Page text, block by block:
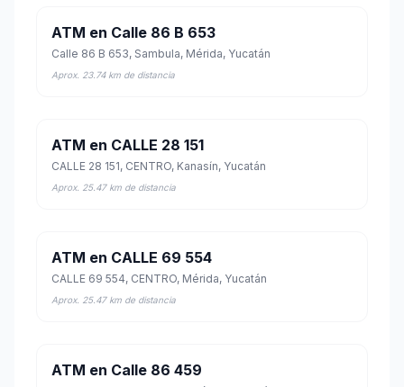
ATM en Calle 86 B 653
Calle 86 B 653, Sambula, Mérida, Yucatán
Aprox. 23.74 km de distancia
ATM en CALLE 28 151
CALLE 28 151, CENTRO, Kanasín, Yucatán
Aprox. 25.47 km de distancia
ATM en CALLE 69 554
CALLE 69 554, CENTRO, Mérida, Yucatán
Aprox. 25.47 km de distancia
ATM en Calle 86 459